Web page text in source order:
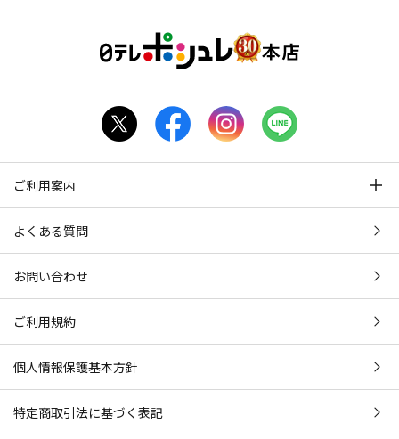
ご利用案内
よくある質問
お問い合わせ
ご利用規約
個人情報保護基本方針
特定商取引法に基づく表記